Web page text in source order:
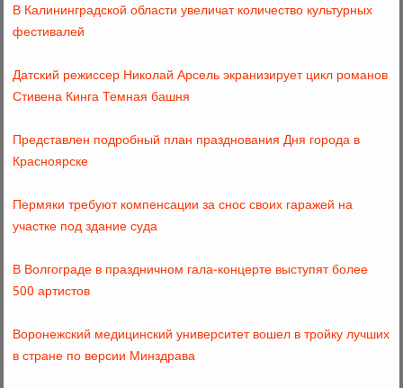
В Калининградской области увеличат количество культурных
фестивалей
Датский режиссер Николай Арсель экранизирует цикл романов
Стивена Кинга Темная башня
Представлен подробный план празднования Дня города в
Красноярске
Пермяки требуют компенсации за снос своих гаражей на
участке под здание суда
В Волгограде в праздничном гала-концерте выступят более
500 артистов
Воронежский медицинский университет вошел в тройку лучших
в стране по версии Минздрава